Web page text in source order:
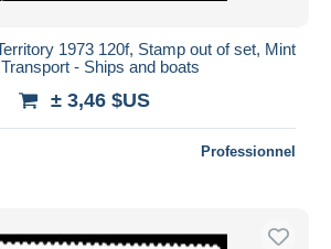
1973 120f, Stamp out of set, Mint
- Ships and boats
± 3,46 $US
Professionnel